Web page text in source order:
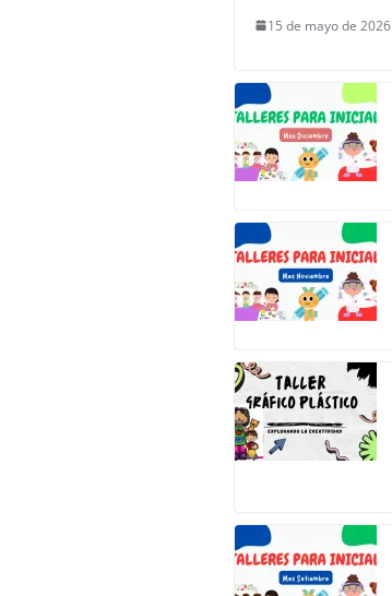
15 de mayo de 2026